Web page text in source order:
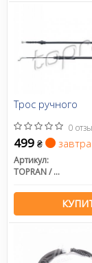
Трос ручного
0
499 ₴ завтра
Артикул:
TOPRAN / HANS PRIES